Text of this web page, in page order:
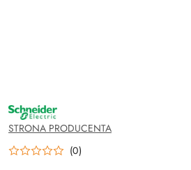
NAZWA
PRODUCENTA:
SCHNEIDER
ELECTRIC
STRONA PRODUCENTA
(0)